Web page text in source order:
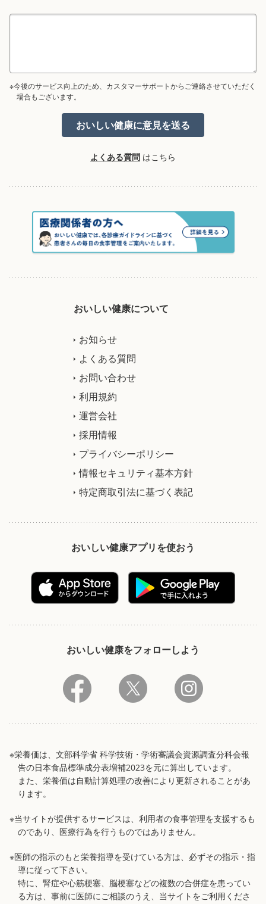
※今後のサービス向上のため、カスタマーサポートからご連絡させていただく
場合もございます。
よくある質問 はこちら
おいしい健康について
お知らせ
よくある質問
お問い合わせ
利用規約
運営会社
採用情報
プライバシーポリシー
情報セキュリティ基本方針
特定商取引法に基づく表記
おいしい健康アプリを使おう
おいしい健康をフォローしよう
※栄養価は、文部科学省 科学技術・学術審議会資源調査分科会報
告の日本食品標準成分表増補2023を元に算出しています。
また、栄養価は自動計算処理の改善により更新されることがあ
ります。
※当サイトが提供するサービスは、利用者の食事管理を支援するも
のであり、医療行為を行うものではありません。
※医師の指示のもと栄養指導を受けている方は、必ずその指示・指
導に従って下さい。
特に、腎症や心筋梗塞、脳梗塞などの複数の合併症を患ってい
る方は、事前に医師にご相談のうえ、当サイトをご利用くださ